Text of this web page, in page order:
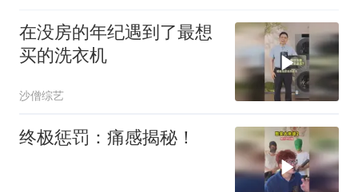
在没房的年纪遇到了最想
买的洗衣机
沙僧综艺
终极惩罚：痛感揭秘！